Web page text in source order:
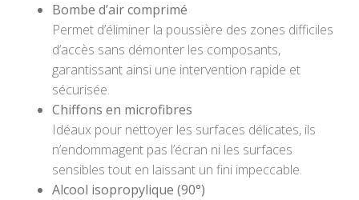
Bombe d’air comprimé
Permet d’éliminer la poussière des zones difficiles
d’accès sans démonter les composants,
garantissant ainsi une intervention rapide et
sécurisée.
Chiffons en microfibres
Idéaux pour nettoyer les surfaces délicates, ils
n’endommagent pas l’écran ni les surfaces
sensibles tout en laissant un fini impeccable.
Alcool isopropylique (90°)